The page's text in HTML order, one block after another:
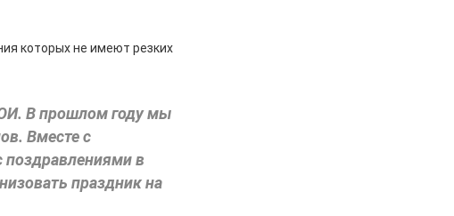
которых не имеют резких
В прошлом году мы
Вместе с
поздравлениями в
праздник на